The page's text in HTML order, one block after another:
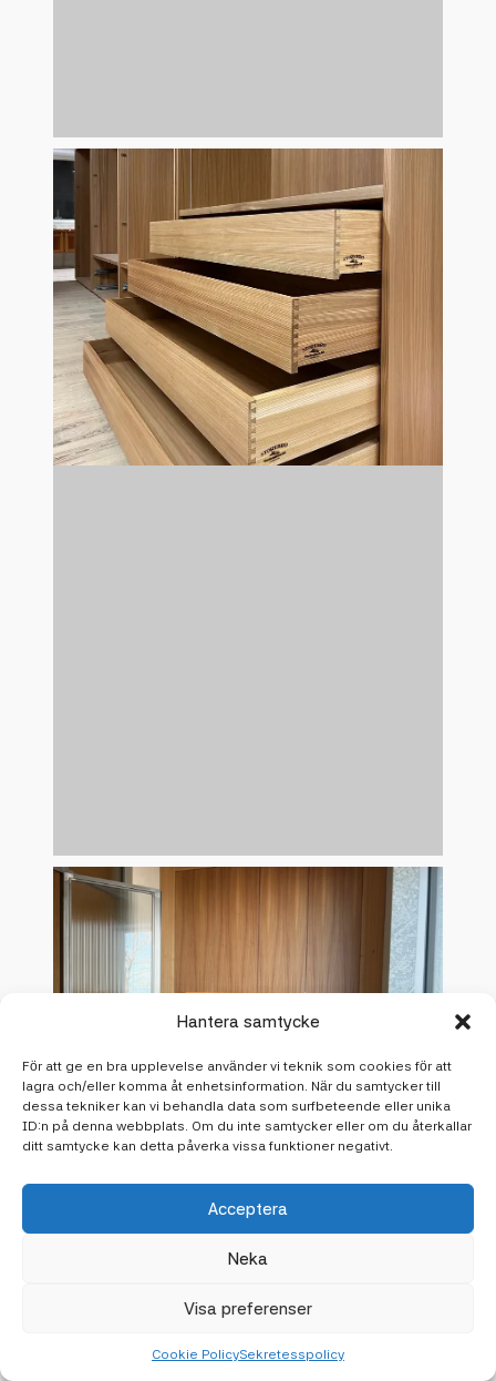
Hantera samtycke
För att ge en bra upplevelse använder vi teknik som cookies för att
lagra och/eller komma åt enhetsinformation. När du samtycker till
dessa tekniker kan vi behandla data som surfbeteende eller unika
ID:n på denna webbplats. Om du inte samtycker eller om du återkallar
ditt samtycke kan detta påverka vissa funktioner negativt.
Acceptera
Neka
Visa preferenser
Cookie PolicySekretesspolicy